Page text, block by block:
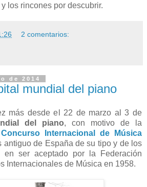
los rincones por descubrir.
2 comentarios:
de 2014
mundial del piano
más desde el 22 de marzo al 3 de
del piano, con motivo de la
Concurso Internacional de Música
antiguo de España de su tipo y de los
en ser aceptado por la Federación
Internacionales de Música en 1958.